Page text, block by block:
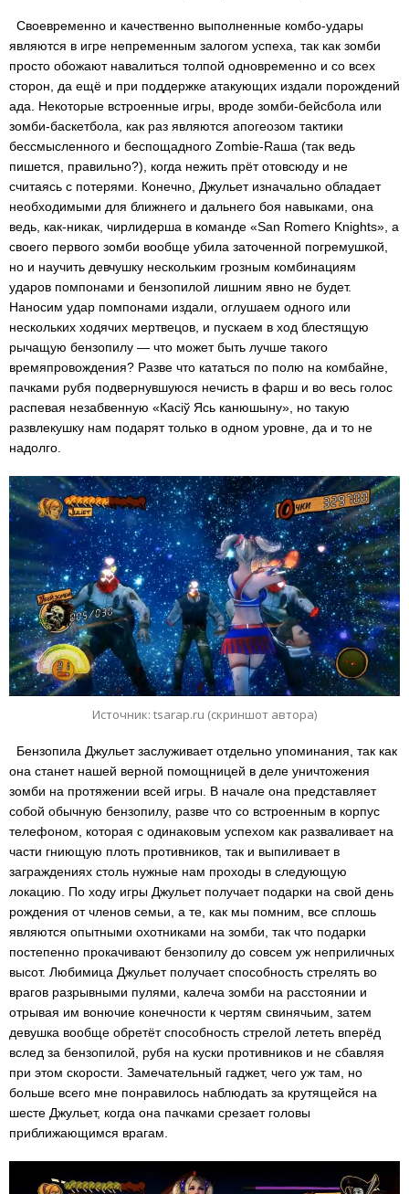
Своевременно и качественно выполненные комбо-удары
являются в игре непременным залогом успеха, так как зомби
просто обожают навалиться толпой одновременно и со всех
сторон, да ещё и при поддержке атакующих издали порождений
ада. Некоторые встроенные игры, вроде зомби-бейсбола или
зомби-баскетбола, как раз являются апогеозом тактики
бессмысленного и беспощадного Zombie-Rаша (так ведь
пишется, правильно?), когда нежить прёт отовсюду и не
считаясь с потерями. Конечно, Джульет изначально обладает
необходимыми для ближнего и дальнего боя навыками, она
ведь, как-никак, чирлидерша в команде «San Romero Knights», а
своего первого зомби вообще убила заточенной погремушкой,
но и научить девчушку нескольким грозным комбинациям
ударов помпонами и бензопилой лишним явно не будет.
Наносим удар помпонами издали, оглушаем одного или
нескольких ходячих мертвецов, и пускаем в ход блестящую
рычащую бензопилу — что может быть лучше такого
времяпровождения? Разве что кататься по полю на комбайне,
пачками рубя подвернувшуюся нечисть в фарш и во весь голос
распевая незабвенную «Касіў Ясь канюшыну», но такую
развлекушку нам подарят только в одном уровне, да и то не
надолго.
Источник: tsarap.ru (скриншот автора)
Бензопила Джульет заслуживает отдельно упоминания, так как
она станет нашей верной помощницей в деле уничтожения
зомби на протяжении всей игры. В начале она представляет
собой обычную бензопилу, разве что со встроенным в корпус
телефоном, которая с одинаковым успехом как разваливает на
части гниющую плоть противников, так и выпиливает в
заграждениях столь нужные нам проходы в следующую
локацию. По ходу игры Джульет получает подарки на свой день
рождения от членов семьи, а те, как мы помним, все сплошь
являются опытными охотниками на зомби, так что подарки
постепенно прокачивают бензопилу до совсем уж неприличных
высот. Любимица Джульет получает способность стрелять во
врагов разрывными пулями, калеча зомби на расстоянии и
отрывая им вонючие конечности к чертям свинячьим, затем
девушка вообще обретёт способность стрелой лететь вперёд
вслед за бензопилой, рубя на куски противников и не сбавляя
при этом скорости. Замечательный гаджет, чего уж там, но
больше всего мне понравилось наблюдать за крутящейся на
шесте Джульет, когда она пачками срезает головы
приближающимся врагам.